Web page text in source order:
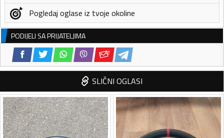
Pogledaj oglase iz tvoje okoline
PODIJELI SA PRIJATELJIMA
SLIČNI OGLASI